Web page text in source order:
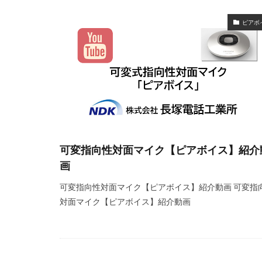
ピアボ
可変指向性対面マイク【ピアボイス】紹介
画
可変指向性対面マイク【ピアボイス】紹介動画 可変指
対面マイク【ピアボイス】紹介動画